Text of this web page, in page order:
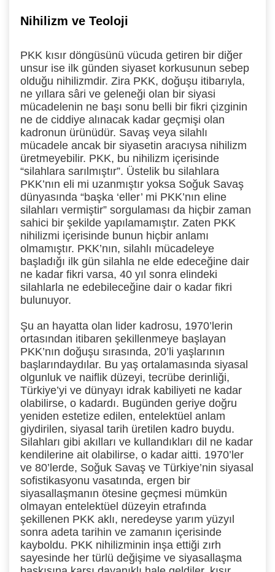
Nihilizm ve Teoloji
PKK kısır döngüsünü vücuda getiren bir diğer
unsur ise ilk günden siyaset korkusunun sebep
olduğu nihilizmdir. Zira PKK, doğuşu itibarıyla,
ne yıllara sâri ve geleneği olan bir siyasi
mücadelenin ne başı sonu belli bir fikri çizginin
ne de ciddiye alınacak kadar geçmişi olan
kadronun ürünüdür. Savaş veya silahlı
mücadele ancak bir siyasetin aracıysa nihilizm
üretmeyebilir. PKK, bu nihilizm içerisinde
“silahlara sarılmıştır”. Üstelik bu silahlara
PKK’nın eli mi uzanmıştır yoksa Soğuk Savaş
dünyasında “başka ‘eller’ mi PKK’nın eline
silahları vermiştir” sorgulaması da hiçbir zaman
sahici bir şekilde yapılamamıştır. Zaten PKK
nihilizmi içerisinde bunun hiçbir anlamı
olmamıştır. PKK’nın, silahlı mücadeleye
başladığı ilk gün silahla ne elde edeceğine dair
ne kadar fikri varsa, 40 yıl sonra elindeki
silahlarla ne edebileceğine dair o kadar fikri
bulunuyor.
Şu an hayatta olan lider kadrosu, 1970’lerin
ortasından itibaren şekillenmeye başlayan
PKK’nın doğuşu sırasında, 20’li yaşlarının
başlarındaydılar. Bu yaş ortalamasında siyasal
olgunluk ve naiflik düzeyi, tecrübe derinliği,
Türkiye’yi ve dünyayı idrak kabiliyeti ne kadar
olabilirse, o kadardı. Bugünden geriye doğru
yeniden estetize edilen, entelektüel anlam
giydirilen, siyasal tarih üretilen kadro buydu.
Silahları gibi akılları ve kullandıkları dil ne kadar
kendilerine ait olabilirse, o kadar aitti. 1970’ler
ve 80’lerde, Soğuk Savaş ve Türkiye’nin siyasal
sofistikasyonu vasatında, ergen bir
siyasallaşmanın ötesine geçmesi mümkün
olmayan entelektüel düzeyin etrafında
şekillenen PKK aklı, neredeyse yarım yüzyıl
sonra adeta tarihin ve zamanın içerisinde
kayboldu. PKK nihilizminin inşa ettiği zırh
sayesinde her türlü değişime ve siyasallaşma